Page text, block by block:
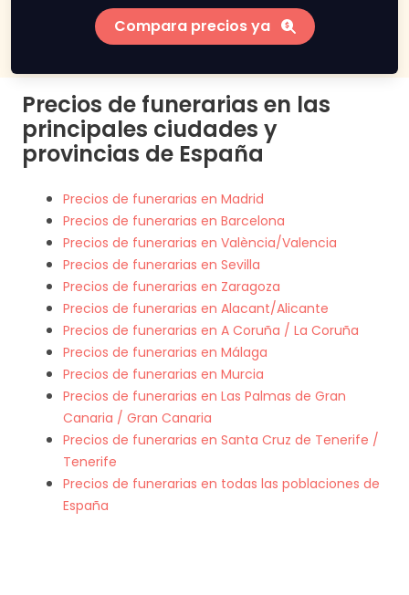
Compara precios ya
Precios de funerarias en las
principales ciudades y
provincias de España
Precios de funerarias en Madrid
Precios de funerarias en Barcelona
Precios de funerarias en València/Valencia
Precios de funerarias en Sevilla
Precios de funerarias en Zaragoza
Precios de funerarias en Alacant/Alicante
Precios de funerarias en A Coruña / La Coruña
Precios de funerarias en Málaga
Precios de funerarias en Murcia
Precios de funerarias en Las Palmas de Gran
Canaria / Gran Canaria
Precios de funerarias en Santa Cruz de Tenerife /
Tenerife
Precios de funerarias en todas las poblaciones de
España